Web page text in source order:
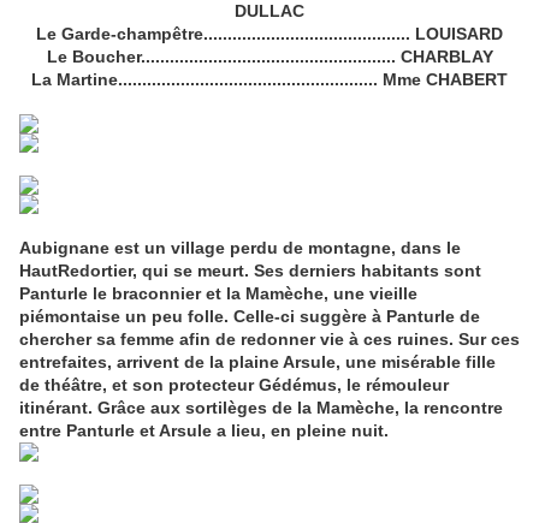
DULLAC
Le Garde-champêtre........................................... LOUISARD
Le Boucher..................................................... CHARBLAY
La Martine...................................................... Mme CHABERT
Aubignane est un village perdu de montagne, dans le
HautRedortier, qui se meurt. Ses derniers habitants sont
Panturle le braconnier et la Mamèche, une vieille
piémontaise un peu folle. Celle-ci suggère à Panturle de
chercher sa femme afin de redonner vie à ces ruines. Sur ces
entrefaites, arrivent de la plaine Arsule, une misérable fille
de théâtre, et son protecteur Gédémus, le rémouleur
itinérant. Grâce aux sortilèges de la Mamèche, la rencontre
entre Panturle et Arsule a lieu, en pleine nuit.